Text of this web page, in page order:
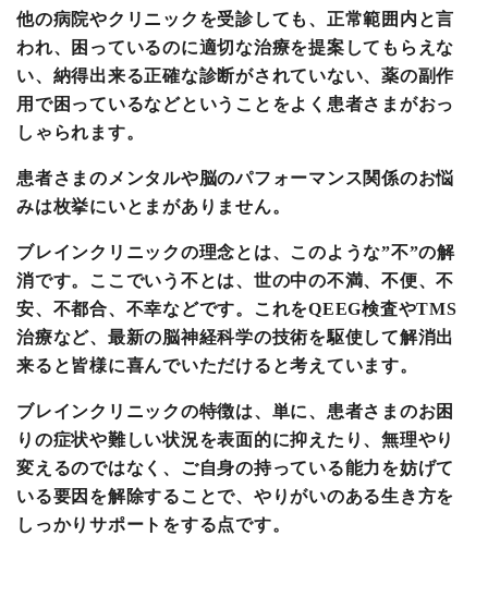
他の病院やクリニックを受診しても、正常範囲内と言
われ、困っているのに適切な治療を提案してもらえな
い、納得出来る正確な診断がされていない、薬の副作
用で困っているなどということをよく患者さまがおっ
しゃられます。
患者さまのメンタルや脳のパフォーマンス関係のお悩
みは枚挙にいとまがありません。
ブレインクリニックの理念とは、このような”不”の解
消です。ここでいう不とは、世の中の不満、不便、不
安、不都合、不幸などです。これをQEEG検査やTMS
治療など、最新の脳神経科学の技術を駆使して解消出
来ると皆様に喜んでいただけると考えています。
ブレインクリニックの特徴は、単に、患者さまのお困
りの症状や難しい状況を表面的に抑えたり、無理やり
変えるのではなく、ご自身の持っている能力を妨げて
いる要因を解除することで、やりがいのある生き方を
しっかりサポートをする点です。